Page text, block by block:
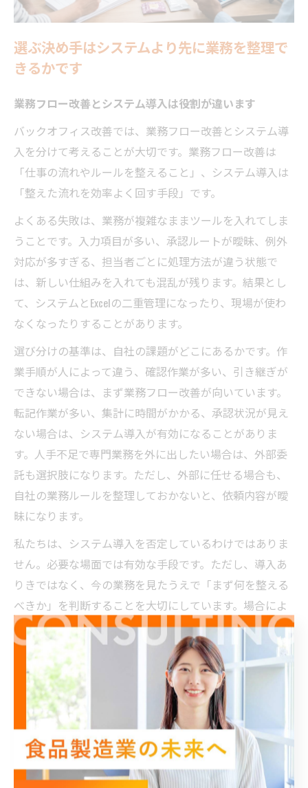
選ぶ決め手はシステムより先に業務を整理で
きるかです
業務フロー改善とシステム導入は役割が違います
バックオフィス改善では、業務フロー改善とシステム導
入を分けて考えることが大切です。業務フロー改善は
「仕事の流れやルールを整えること」、システム導入は
「整えた流れを効率よく回す手段」です。
よくある失敗は、業務が複雑なままツールを入れてしま
うことです。入力項目が多い、承認ルートが曖昧、例外
対応が多すぎる、担当者ごとに処理方法が違う状態で
は、新しい仕組みを入れても混乱が残ります。結果とし
て、システムとExcelの二重管理になったり、現場が使わ
なくなったりすることがあります。
選び分けの基準は、自社の課題がどこにあるかです。作
業手順が人によって違う、確認作業が多い、引き継ぎが
できない場合は、まず業務フロー改善が向いています。
転記作業が多い、集計に時間がかかる、承認状況が見え
ない場合は、システム導入が有効になることがありま
す。人手不足で専門業務を外に出したい場合は、外部委
託も選択肢になります。ただし、外部に任せる場合も、
自社の業務ルールを整理しておかないと、依頼内容が曖
昧になります。
私たちは、システム導入を否定しているわけではありま
せん。必要な場面では有効な手段です。ただし、導入あ
りきではなく、今の業務を見たうえで「まず何を整える
べきか」を判断することを大切にしています。場合によ
っては、既存のExcelや販売管理ソフトを活かしながら、
入力ルールや確認方法を整えるだけで改善が進むことも
あります。
外部支援を選ぶなら現場理解と定着支援を確認します
外部支援を選ぶときは、提案内容の華やかさよりも、食
品製造業の現場とバックオフィスのつながりを理解して
いるかを確認することが重要です。受注、製造、物流、
請求の流れを見ずに管理部門だけを改善しようとする